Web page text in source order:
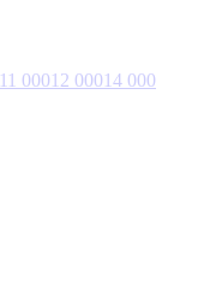
11 00012 00014 000